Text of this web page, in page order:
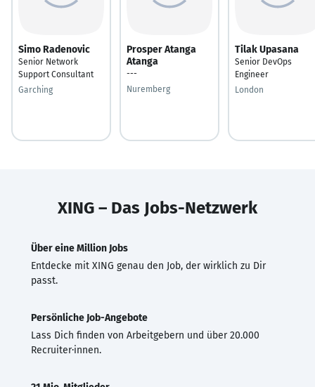
Simo Radenovic
Senior Network
Support Consultant
Garching
Prosper Atanga
Atanga
---
Nuremberg
Tilak Upasana
Senior DevOps
Engineer
London
XING – Das Jobs-Netzwerk
Über eine Million Jobs
Entdecke mit XING genau den Job, der wirklich zu Dir
passt.
Persönliche Job-Angebote
Lass Dich finden von Arbeitgebern und über 20.000
Recruiter·innen.